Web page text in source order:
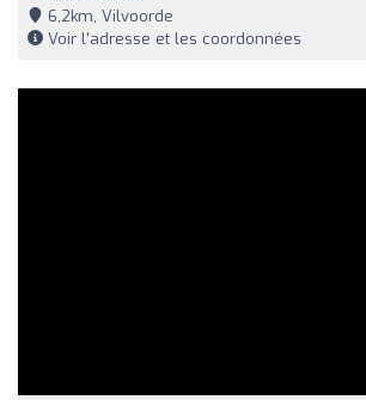
6,2km, Vilvoorde
Voir l'adresse et les coordonnées